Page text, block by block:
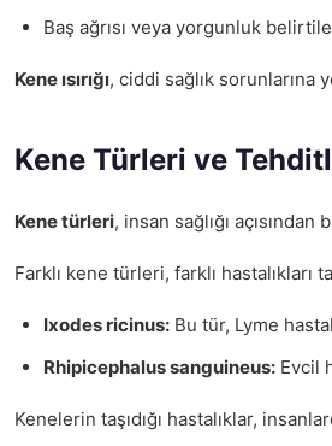
Baş ağrısı veya yorgunluk
Kene ısırığı, ciddi sağlık sorunlarına
Kene Türleri ve
Kene türleri, insan sağlığı
Farklı kene türleri, farklı
Ixodes ricinus: Bu tür, Lyme
Rhipicephalus sanguineus: Evcil
Kenelerin taşıdığı hastalıklar,